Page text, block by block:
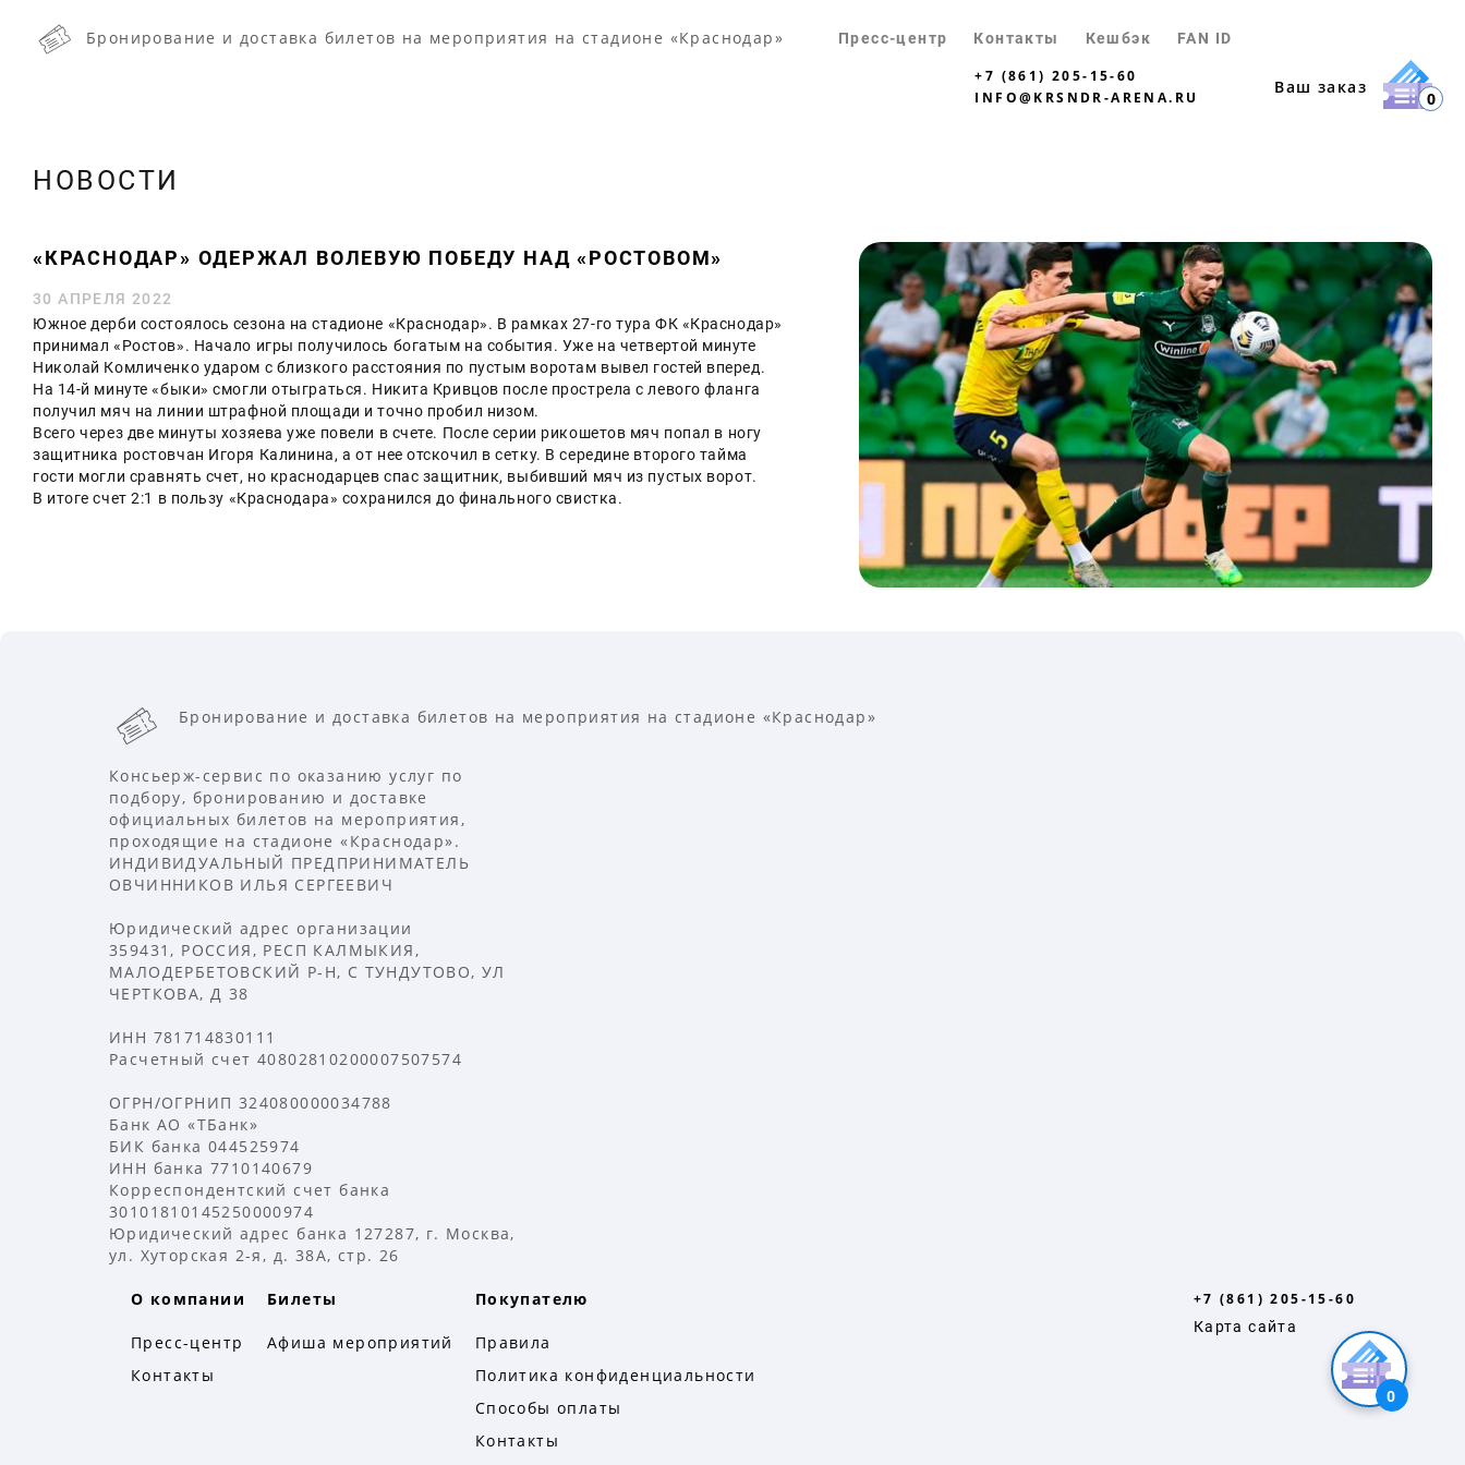
0
Бронирование и доставка билетов на мероприятия на стадионе «Краснодар» Пресс-центр Контакты Кешбэк FAN ID
+7 (861) 205-15-60
INFO@KRSNDR-ARENA.RU
Ваш заказ
0
НОВОСТИ
«КРАСНОДАР» ОДЕРЖАЛ ВОЛЕВУЮ ПОБЕДУ НАД «РОСТОВОМ»
30 АПРЕЛЯ 2022
Южное дерби состоялось сезона на стадионе «Краснодар». В рамках 27-го тура ФК «Краснодар»
принимал «Ростов». Начало игры получилось богатым на события. Уже на четвертой минуте
Николай Комличенко ударом с близкого расстояния по пустым воротам вывел гостей вперед.
На 14-й минуте «быки» смогли отыграться. Никита Кривцов после прострела с левого фланга
получил мяч на линии штрафной площади и точно пробил низом.
Всего через две минуты хозяева уже повели в счете. После серии рикошетов мяч попал в ногу
защитника ростовчан Игоря Калинина, а от нее отскочил в сетку. В середине второго тайма
гости могли сравнять счет, но краснодарцев спас защитник, выбивший мяч из пустых ворот.
В итоге счет 2:1 в пользу «Краснодара» сохранился до финального свистка.
Бронирование и доставка билетов на мероприятия на стадионе «Краснодар»
Консьерж-сервис по оказанию услуг по
подбору, бронированию и доставке
официальных билетов на мероприятия,
проходящие на стадионе «Краснодар».
ИНДИВИДУАЛЬНЫЙ ПРЕДПРИНИМАТЕЛЬ
ОВЧИННИКОВ ИЛЬЯ СЕРГЕЕВИЧ
Юридический адрес организации
359431, РОССИЯ, РЕСП КАЛМЫКИЯ,
МАЛОДЕРБЕТОВСКИЙ Р-Н, С ТУНДУТОВО, УЛ
ЧЕРТКОВА, Д 38
ИНН 781714830111
Расчетный счет 40802810200007507574
ОГРН/ОГРНИП 324080000034788
Банк АО «ТБанк»
БИК банка 044525974
ИНН банка 7710140679
Корреспондентский счет банка
30101810145250000974
Юридический адрес банка 127287, г. Москва,
ул. Хуторская 2-я, д. 38А, стр. 26
О компании
Пресс-центр
Контакты
Билеты
Афиша мероприятий
Покупателю
Правила
Политика конфиденциальности
Способы оплаты
Контакты
+7 (861) 205-15-60
Карта сайта